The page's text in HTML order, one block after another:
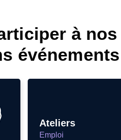
à nos
événements
Ateliers
Emploi